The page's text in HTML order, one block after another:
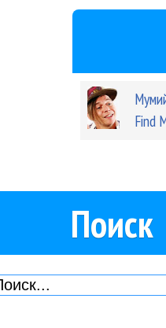
Find
Поиск